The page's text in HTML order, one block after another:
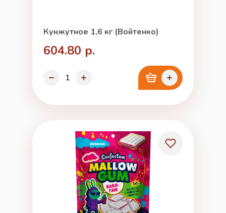
Кунжутное 1,6 кг (Войтенко)
604.80 р.